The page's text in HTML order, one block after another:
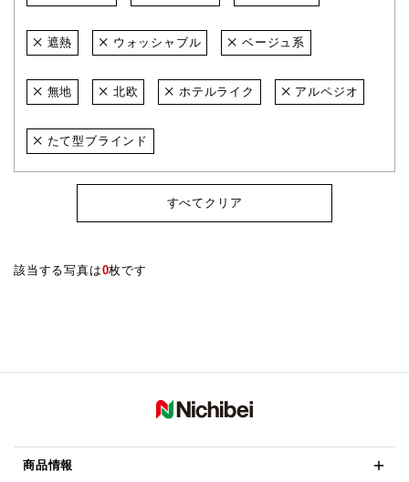
遮熱 ウォッシャブル ベージュ系
無地 北欧 ホテルライク アルペジオ
たて型ブラインド
すべてクリア
該当する写真は0枚です
商品情報